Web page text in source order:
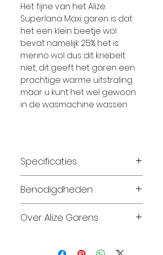
Het fijne van het Alize
Superlana Maxi garen is dat
het een klein beetje wol
bevat namelijk 25% het is
merino wol dus dit kriebelt
niet, dit geeft het garen een
prachtige warme uitstraling
maar u kunt het wel gewoon
in de wasmachine wassen
Specificaties
acryl
Looplengte: 100 meter
Haaknaalden: 8,0 – 10,0
Benodigdheden
7,0 mm
breed en 150 cm lang
Over Alize Garens
biedt sinds 1984 een grote